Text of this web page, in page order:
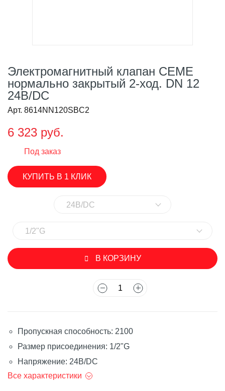
Электромагнитный клапан CEME
нормально закрытый 2-ход. DN 12
24В/DC
Арт. 8614NN120SBC2
6 323 руб.
Под заказ
КУПИТЬ В 1 КЛИК
24В/DC
1/2"G
В КОРЗИНУ
Пропускная способность: 2100
Размер присоединения: 1/2"G
Напряжение: 24В/DC
Все характеристики